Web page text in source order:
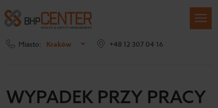
Miasto: Kraków +48 12 307 04 16
WYPADEK PRZY PRACY